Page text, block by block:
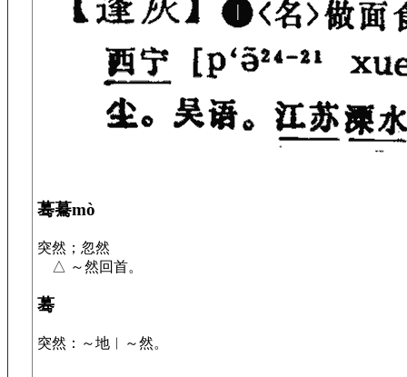
蓦驀mò
突然；忽然
△ ～然回首。
蓦
突然：～地︱～然。